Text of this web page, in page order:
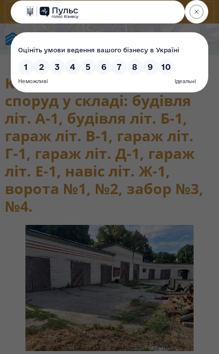
Комплекс будівель та
споруд у складі: будівля
літ. А-1, будівля літ. Б-1,
гараж літ. В-1, гараж літ.
Г-1, гараж літ. Д-1, гараж
літ. Е-1, навіс літ. Ж-1,
ворота №1, №2, забор №3,
№4.